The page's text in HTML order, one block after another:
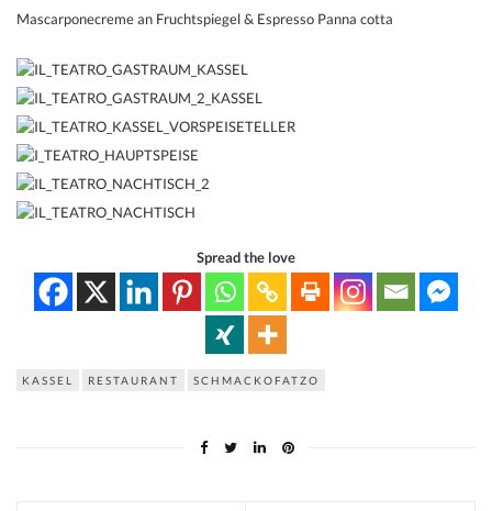
Mascarponecreme an Fruchtspiegel & Espresso Panna cotta
Spread the love
KASSEL RESTAURANT SCHMACKOFATZO